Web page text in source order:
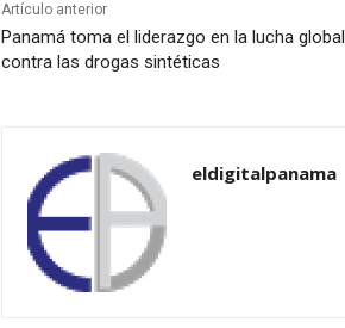
Artículo anterior
Panamá toma el liderazgo en la lucha global
contra las drogas sintéticas
eldigitalpanama